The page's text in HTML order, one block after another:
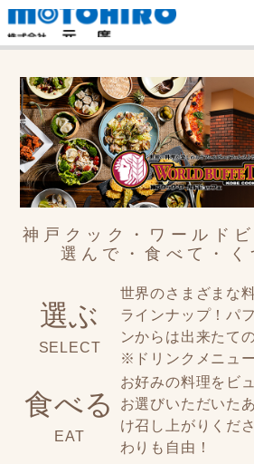
神戸クック・ワールド
選んで・食べて・
選ぶ
SELECT
世界のさまざまな
ラインナップ！パ
ンからは出来たて
※ドリンクメニュ
食べる
EAT
お好みの料理をビ
お選びいただいた
け召し上がりくだ
わりも自由！